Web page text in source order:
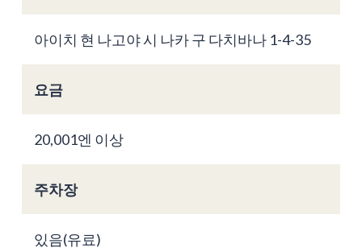
아이치 현 나고야 시 나카 구 다치바나 1-4-35
요금
20,001엔 이상
주차장
있음(유료)